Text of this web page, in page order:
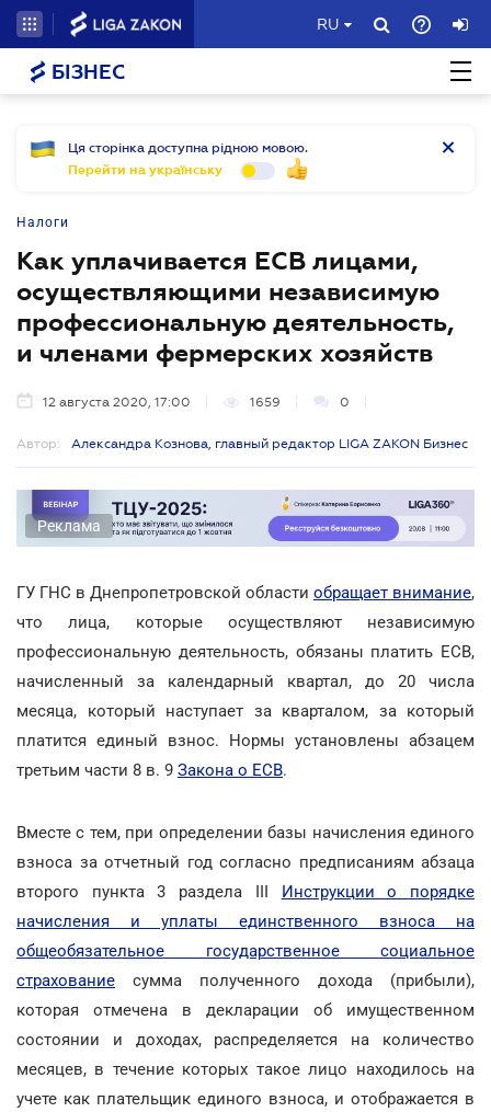
RU
БІЗНЕС
Ця сторінка доступна рідною мовою.
Перейти на українську
Налоги
Как уплачивается ЕСВ лицами,
осуществляющими независимую
профессиональную деятельность,
и членами фермерских хозяйств
12 августа 2020, 17:00 1659 0
Автор: Александра Кознова, главный редактор LIGA ZAKON Бизнес
Реклама
ГУ ГНС в Днепропетровской области обращает внимание,
что лица, которые осуществляют независимую
профессиональную деятельность, обязаны платить ЕСВ,
начисленный за календарный квартал, до 20 числа
месяца, который наступает за кварталом, за который
платится единый взнос. Нормы установлены абзацем
третьим части 8 в. 9 Закона о ЕСВ.
Вместе с тем, при определении базы начисления единого
взноса за отчетный год согласно предписаниям абзаца
второго пункта 3 раздела ІІІ Инструкции о порядке
начисления и уплаты единственного взноса на
общеобязательное государственное социальное
страхование сумма полученного дохода (прибыли),
которая отмечена в декларации об имущественном
состоянии и доходах, распределяется на количество
месяцев, в течение которых такое лицо находилось на
учете как плательщик единого взноса, и отображается в